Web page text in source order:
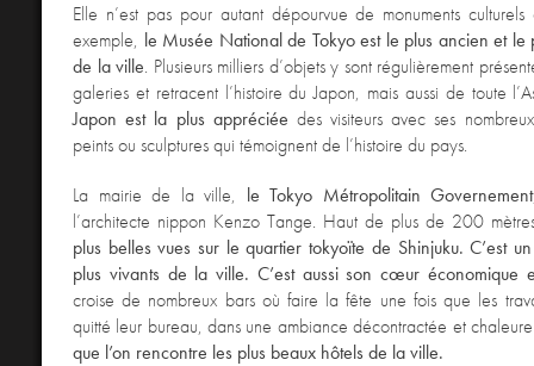
Elle n’est pas pour autant dépourvue de monuments culturels
exemple, le Musée National de Tokyo est le plus ancien et le
de la ville. Plusieurs milliers d’objets y sont régulièrement
galeries et retracent l’histoire du Japon, mais aussi de toute
Japon est la plus appréciée des visiteurs avec ses
peints ou sculptures qui témoignent de l’histoire du pays.
La mairie de la ville, le Tokyo Métropolitain Governement
l’architecte nippon Kenzo Tange. Haut de plus de 200
plus belles vues sur le quartier tokyoïte de Shinjuku. C’est
plus vivants de la ville. C’est aussi son cœur économique
croise de nombreux bars où faire la fête une fois que les
quitté leur bureau, dans une ambiance décontractée et
que l’on rencontre les plus beaux hôtels de la ville.